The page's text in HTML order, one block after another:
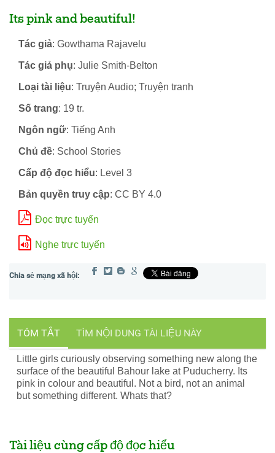
Its pink and beautiful!
Tác giả: Gowthama Rajavelu
Tác giả phụ: Julie Smith-Belton
Loại tài liệu: Truyện Audio; Truyện tranh
Số trang: 19 tr.
Ngôn ngữ: Tiếng Anh
Chủ đề: School Stories
Cấp độ đọc hiểu: Level 3
Bản quyền truy cập: CC BY 4.0
Đọc trực tuyến
Nghe trực tuyến
TÓM TẮT TÌM NỘI DUNG TÀI LIỆU NÀY
Little girls curiously observing something new along the
surface of the beautiful Bahour lake at Puducherry. Its
pink in colour and beautiful. Not a bird, not an animal
but something different. Whats that?
Tài liệu cùng cấp độ đọc hiểu